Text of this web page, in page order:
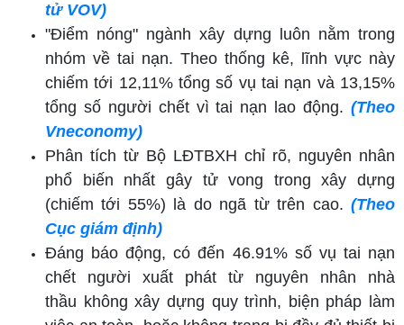
tử VOV)
"Điểm nóng" ngành xây dựng luôn nằm trong
nhóm về tai nạn. Theo thống kê, lĩnh vực này
chiếm tới 12,11% tổng số vụ tai nạn và 13,15%
tổng số người chết vì tai nạn lao động. (Theo
Vneconomy)
Phân tích từ Bộ LĐTBXH chỉ rõ, nguyên nhân
phổ biến nhất gây tử vong trong xây dựng
(chiếm tới 55%) là do ngã từ trên cao. (Theo
Cục giám định)
Đáng báo động, có đến 46.91% số vụ tai nạn
chết người xuất phát từ nguyên nhân nhà
thầu không xây dựng quy trình, biện pháp làm